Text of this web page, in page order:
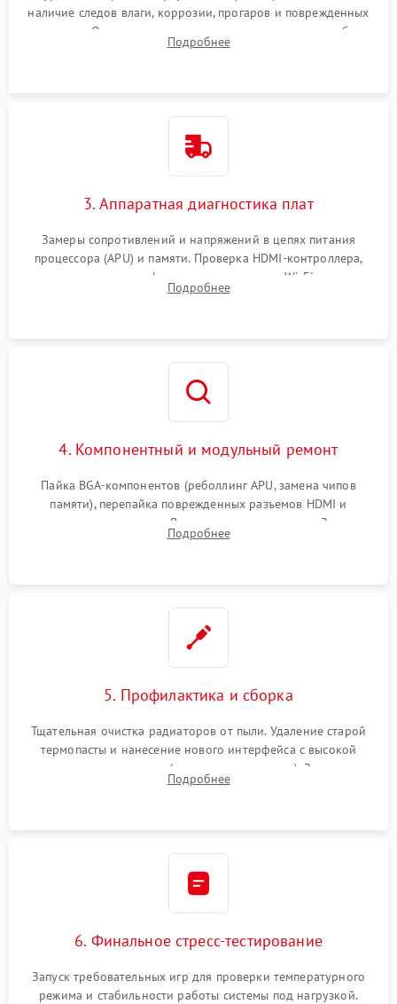
наличие следов влаги, коррозии, прогаров и поврежденных
элементов. Оценка состояния системы охлаждения, турбины
кулера и степени загрязнения радиатора пылью.
Подробнее
3. Аппаратная диагностика плат
Замеры сопротивлений и напряжений в цепях питания
процессора (APU) и памяти. Проверка HDMI-контроллера,
микросхем флеш-памяти и модуля Wi-Fi
Подробнее
4. Компонентный и модульный ремонт
Пайка BGA-компонентов (реболлинг APU, замена чипов
памяти), перепайка поврежденных разъемов HDMI и
контроллеров питания. Восстановление дорожек. Замена
неисправного жесткого диска, SSD или лазерной головки
Подробнее
5. Профилактика и сборка
Тщательная очистка радиаторов от пыли. Удаление старой
термопасты и нанесение нового интерфейса с высокой
теплопроводностью (или жидкого металла). Замена
термопрокладок. Аккуратная сборка консоли и подключение
Подробнее
6. Финальное стресс-тестирование
Запуск требовательных игр для проверки температурного
режима и стабильности работы системы под нагрузкой.